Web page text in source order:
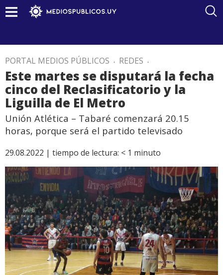
PORTAL MEDIOS PÚBLICOS . REDES .
Este martes se disputará la fecha
cinco del Reclasificatorio y la
Liguilla de El Metro
Unión Atlética – Tabaré comenzará 20.15
horas, porque será el partido televisado
29.08.2022 | tiempo de lectura: < 1 minuto